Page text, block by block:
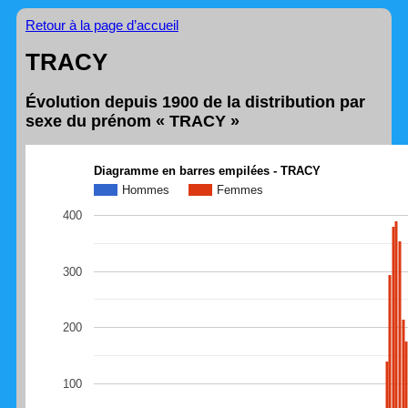
Retour à la page d’accueil
TRACY
Évolution depuis 1900 de la distribution par
sexe du prénom « TRACY »
Diagramme en barres empilées - TRACY
Hommes
Femmes
100
200
300
400